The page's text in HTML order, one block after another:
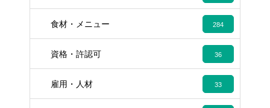
食材・メニュー 284
資格・許認可 36
雇用・人材 33